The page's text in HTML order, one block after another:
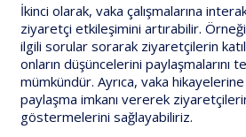
İkinci olarak, vaka çalışmalarına
ziyaretçi etkileşimini artırabilir.
ilgili sorular sorarak ziyaretçilerin
onların düşüncelerini paylaşmalarını
mümkündür. Ayrıca, vaka
paylaşma imkanı vererek
göstermelerini sağlayabiliriz.